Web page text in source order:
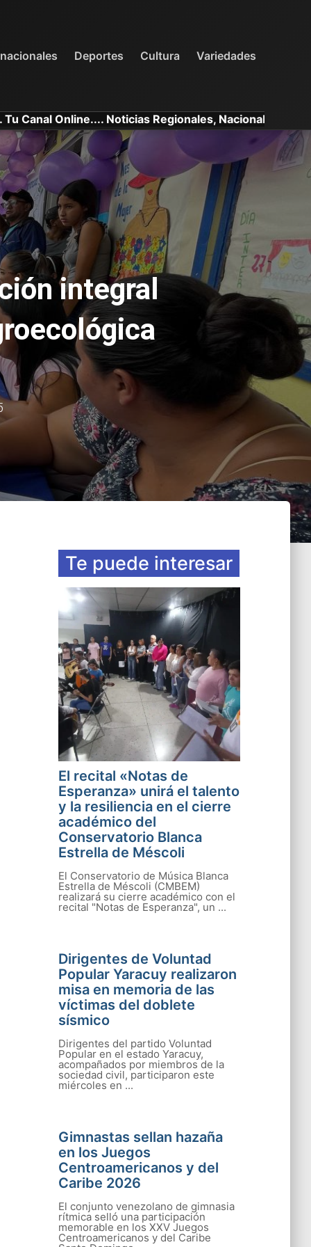
Deportes Cultura Variedades
Noticias Regionales, Nacionales e Internacionales.
integral
Te puede interesar
El recital «Notas de
Esperanza» unirá el talento
y la resiliencia en el cierre
académico del
Conservatorio Blanca
Estrella de Méscoli
El Conservatorio de Música Blanca
Estrella de Méscoli (CMBEM)
realizará su cierre académico con el
recital "Notas de Esperanza", un ...
Dirigentes de Voluntad
Popular Yaracuy realizaron
misa en memoria de las
víctimas del doblete
sísmico
Dirigentes del partido Voluntad
Popular en el estado Yaracuy,
acompañados por miembros de la
sociedad civil, participaron este
miércoles en ...
Gimnastas sellan hazaña
en los Juegos
Centroamericanos y del
Caribe 2026
El conjunto venezolano de gimnasia
rítmica selló una participación
memorable en los XXV Juegos
Centroamericanos y del Caribe